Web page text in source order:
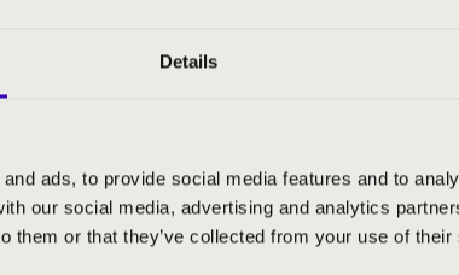
Details
ads, to provide social media features and to
our social media, advertising and analytics
them or that they’ve collected from your use of